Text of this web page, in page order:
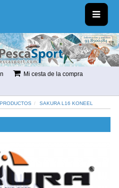
Mi cesta de la compra
PRODUCTOS SAKURA L16 KONEEL